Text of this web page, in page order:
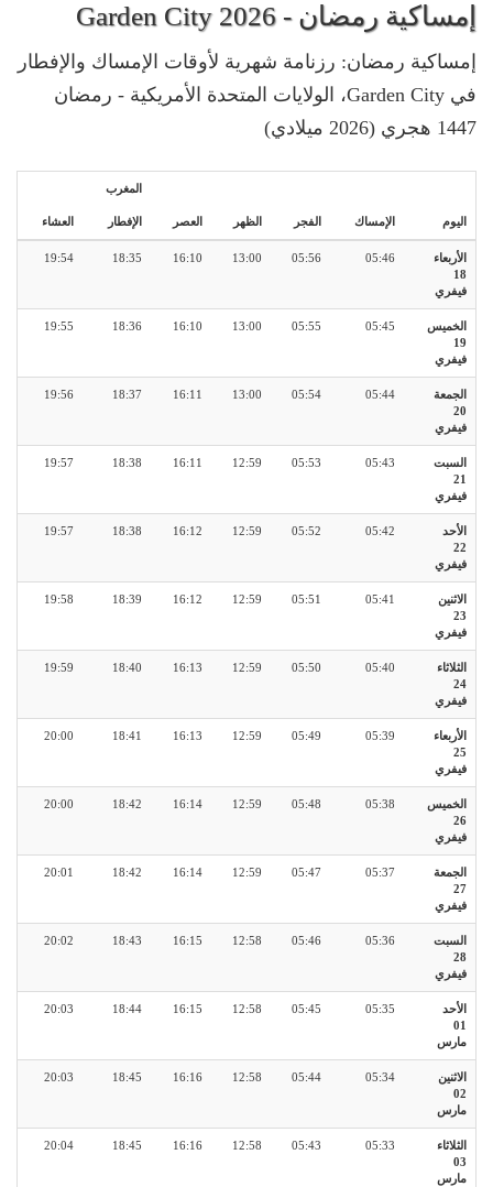
إمساكية رمضان - Garden City 2026
إمساكية رمضان: رزنامة شهرية لأوقات الإمساك والإفطار
في Garden City، الولايات المتحدة الأمريكية - رمضان
1447 هجري (2026 ميلادي)
اليوم الإمساك الفجر الظهر العصر
المغرب
الإفطار العشاء
الأربعاء
18
فيفري
05:46
05:56
13:00
16:10
18:35
19:54
الخميس
19
فيفري
05:45
05:55
13:00
16:10
18:36
19:55
الجمعة
20
فيفري
05:44
05:54
13:00
16:11
18:37
19:56
السبت
21
فيفري
05:43
05:53
12:59
16:11
18:38
19:57
الأحد
22
فيفري
05:42
05:52
12:59
16:12
18:38
19:57
الاثنين
23
فيفري
05:41
05:51
12:59
16:12
18:39
19:58
الثلاثاء
24
فيفري
05:40
05:50
12:59
16:13
18:40
19:59
الأربعاء
25
فيفري
05:39
05:49
12:59
16:13
18:41
20:00
الخميس
26
فيفري
05:38
05:48
12:59
16:14
18:42
20:00
الجمعة
27
فيفري
05:37
05:47
12:59
16:14
18:42
20:01
السبت
28
فيفري
05:36
05:46
12:58
16:15
18:43
20:02
الأحد
01
مارس
05:35
05:45
12:58
16:15
18:44
20:03
الاثنين
02
مارس
05:34
05:44
12:58
16:16
18:45
20:03
الثلاثاء
03
مارس
05:33
05:43
12:58
16:16
18:45
20:04